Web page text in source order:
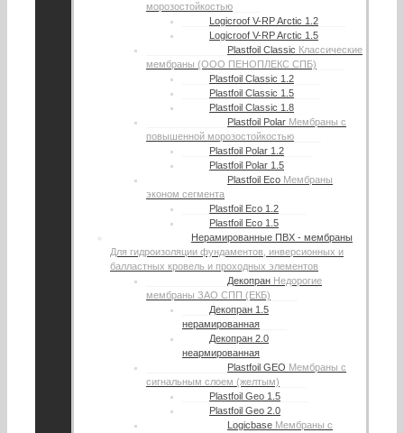
морозостойкостью
Logicroof V-RP Arctic 1.2
Logicroof V-RP Arctic 1.5
Plastfoil Classic Классические
мембраны (ООО ПЕНОПЛЕКС СПБ)
Plastfoil Classic 1.2
Plastfoil Classic 1.5
Plastfoil Classic 1.8
Plastfoil Polar Мембраны с
повышенной морозостойкостью
Plastfoil Polar 1.2
Plastfoil Polar 1.5
Plastfoil Eco Мембраны
эконом сегмента
Plastfoil Eco 1.2
Plastfoil Eco 1.5
Нерамированные ПВХ - мембраны
Для гидроизоляции фундаментов, инверсионных и
балластных кровель и проходных элементов
Декопран Недорогие
мембраны ЗАО СПП (ЕКБ)
Декопран 1.5
нерамированная
Декопран 2.0
неармированная
Plastfoil GEO Мембраны с
сигнальным слоем (желтым)
Plastfoil Geo 1.5
Plastfoil Geo 2.0
Logicbase Мембраны с